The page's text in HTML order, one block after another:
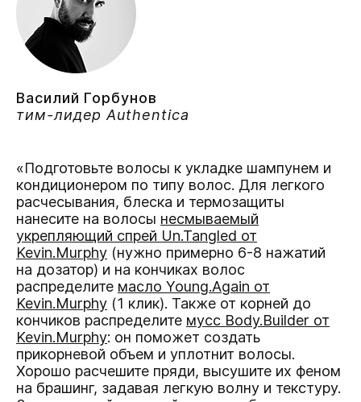
Василий Горбунов
тим-лидер Authentica
«Подготовьте волосы к укладке шампунем и
кондиционером по типу волос. Для легкого
расчесывания, блеска и термозащиты
нанесите на волосы несмываемый
укрепляющий спрей Un.Tangled от
Kevin.Murphy (нужно примерно 6-8 нажатий
на дозатор) и на кончиках волос
распределите масло Young.Again от
Kevin.Murphy (1 клик). Также от корней до
кончиков распределите мусс Body.Builder от
Kevin.Murphy: он поможет создать
прикорневой объем и уплотнит волосы.
Хорошо расчешите пряди, высушите их феном
на брашинг, задавая легкую волну и текстуру.